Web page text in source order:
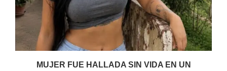
MUJER FUE HALLADA SIN VIDA EN UN